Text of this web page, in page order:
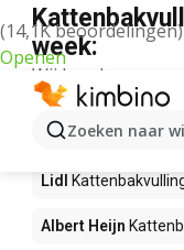
(14,1K beoordelingen)
Openen
Zoeken naar
week:
Wij konden geen
koop?
Lidl
Albert Heijn